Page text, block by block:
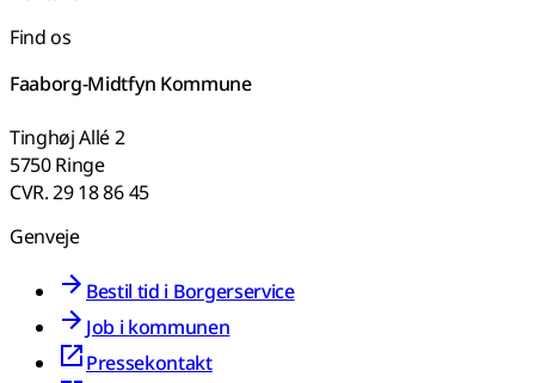
Find os
Faaborg-Midtfyn Kommune
Tinghøj Allé 2
5750 Ringe
CVR. 29 18 86 45
Genveje
Bestil tid i Borgerservice
Job i kommunen
Pressekontakt